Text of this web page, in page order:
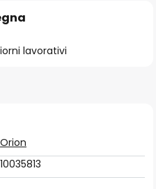
lavorativi
Orion
10035813